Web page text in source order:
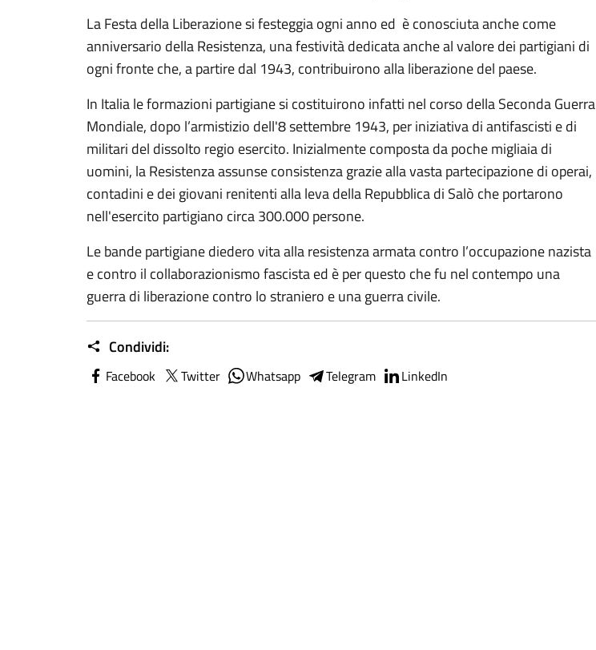
La Festa della Liberazione si festeggia ogni anno ed è conosciuta anche come
anniversario della Resistenza, una festività dedicata anche al valore dei partigiani di
ogni fronte che, a partire dal 1943, contribuirono alla liberazione del paese.
In Italia le formazioni partigiane si costituirono infatti nel corso della Seconda Guerra
Mondiale, dopo l’armistizio dell'8 settembre 1943, per iniziativa di antifascisti e di
militari del dissolto regio esercito. Inizialmente composta da poche migliaia di
uomini, la Resistenza assunse consistenza grazie alla vasta partecipazione di operai,
contadini e dei giovani renitenti alla leva della Repubblica di Salò che portarono
nell'esercito partigiano circa 300.000 persone.
Le bande partigiane diedero vita alla resistenza armata contro l’occupazione nazista
e contro il collaborazionismo fascista ed è per questo che fu nel contempo una
guerra di liberazione contro lo straniero e una guerra civile.
Condividi:
Facebook Twitter Whatsapp Telegram LinkedIn